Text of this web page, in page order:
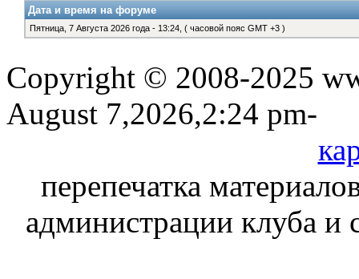
Дата и время на форуме
Пятница, 7 Августа 2026 года - 13:24, ( часовой пояс GMT +3 )
Copyright © 2008-2025
August 7,2026,2:24 pm-
перепечатка
администрации клуба и